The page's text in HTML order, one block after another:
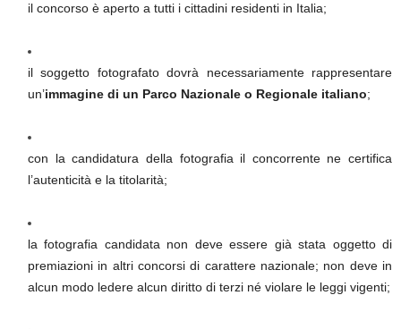
il concorso è aperto a tutti i cittadini residenti in Italia;
il soggetto fotografato dovrà necessariamente rappresentare
un’immagine di un Parco Nazionale o Regionale italiano;
con la candidatura della fotografia il concorrente ne certifica
l’autenticità e la titolarità;
la fotografia candidata non deve essere già stata oggetto di
premiazioni in altri concorsi di carattere nazionale; non deve in
alcun modo ledere alcun diritto di terzi né violare le leggi vigenti;